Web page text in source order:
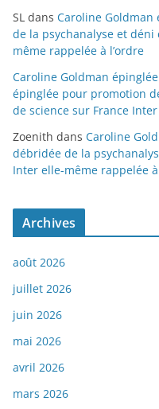
SL dans Caroline
de la psychanalyse et
même rappelée à l’ordre
Caroline Goldman
épinglée pour promotion
de science sur France
Zoenith dans Caroline
débridée de la
Inter elle-même rappelée à
Archives
août 2026
juillet 2026
juin 2026
mai 2026
avril 2026
mars 2026